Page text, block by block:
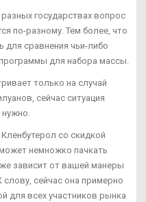
государствах вопрос
по-разному. Тем более, что
для сравнения чьи-либо
для набора массы.
только на случай
сейчас ситуация
нужно.
со скидкой
немножко пачкать
же зависит от вашей манеры
слову, сейчас она примерно
для всех участников рынка